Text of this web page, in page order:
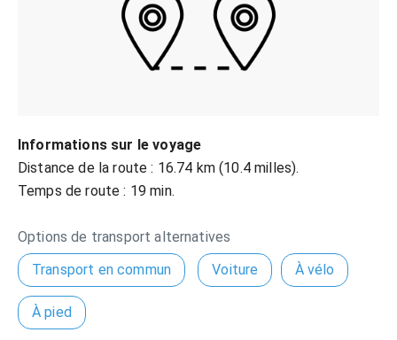
Informations sur le voyage
Distance de la route : 16.74 km (10.4 milles).
Temps de route : 19 min.
Options de transport alternatives
Transport en commun
Voiture À vélo
À pied